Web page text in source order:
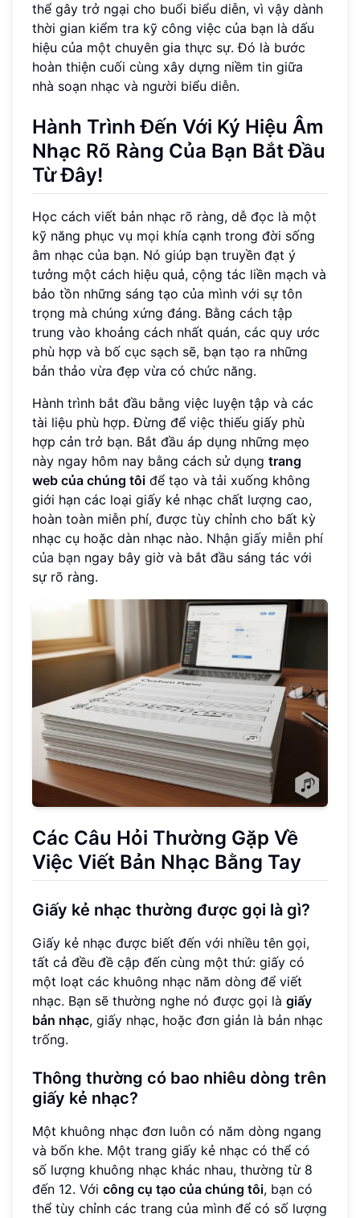
thể gây trở ngại cho buổi biểu diễn, vì vậy dành
thời gian kiểm tra kỹ công việc của bạn là dấu
hiệu của một chuyên gia thực sự. Đó là bước
hoàn thiện cuối cùng xây dựng niềm tin giữa
nhà soạn nhạc và người biểu diễn.
Hành Trình Đến Với Ký Hiệu Âm
Nhạc Rõ Ràng Của Bạn Bắt Đầu
Từ Đây!
Học cách viết bản nhạc rõ ràng, dễ đọc là một
kỹ năng phục vụ mọi khía cạnh trong đời sống
âm nhạc của bạn. Nó giúp bạn truyền đạt ý
tưởng một cách hiệu quả, cộng tác liền mạch và
bảo tồn những sáng tạo của mình với sự tôn
trọng mà chúng xứng đáng. Bằng cách tập
trung vào khoảng cách nhất quán, các quy ước
phù hợp và bố cục sạch sẽ, bạn tạo ra những
bản thảo vừa đẹp vừa có chức năng.
Hành trình bắt đầu bằng việc luyện tập và các
tài liệu phù hợp. Đừng để việc thiếu giấy phù
hợp cản trở bạn. Bắt đầu áp dụng những mẹo
này ngay hôm nay bằng cách sử dụng trang
web của chúng tôi để tạo và tải xuống không
giới hạn các loại giấy kẻ nhạc chất lượng cao,
hoàn toàn miễn phí, được tùy chỉnh cho bất kỳ
nhạc cụ hoặc dàn nhạc nào. Nhận giấy miễn phí
của bạn ngay bây giờ và bắt đầu sáng tác với
sự rõ ràng.
Các Câu Hỏi Thường Gặp Về
Việc Viết Bản Nhạc Bằng Tay
Giấy kẻ nhạc thường được gọi là gì?
Giấy kẻ nhạc được biết đến với nhiều tên gọi,
tất cả đều đề cập đến cùng một thứ: giấy có
một loạt các khuông nhạc năm dòng để viết
nhạc. Bạn sẽ thường nghe nó được gọi là giấy
bản nhạc, giấy nhạc, hoặc đơn giản là bản nhạc
trống.
Thông thường có bao nhiêu dòng trên
giấy kẻ nhạc?
Một khuông nhạc đơn luôn có năm dòng ngang
và bốn khe. Một trang giấy kẻ nhạc có thể có
số lượng khuông nhạc khác nhau, thường từ 8
đến 12. Với công cụ tạo của chúng tôi, bạn có
thể tùy chỉnh các trang của mình để có số lượng